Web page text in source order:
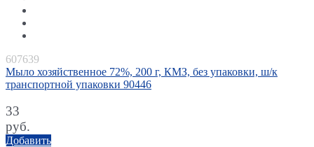
607639
Мыло хозяйственное 72%, 200 г, КМЗ, без упаковки, ш/к
транспортной упаковки 90446
33
руб.
Добавить